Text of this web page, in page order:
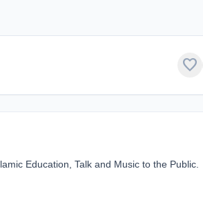
favorite
Education, Talk and Music to the Public.